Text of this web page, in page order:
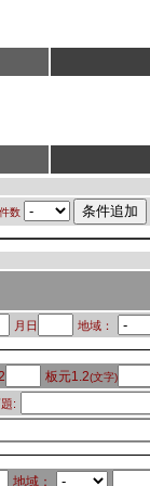
数
月日 地域：
板元1.2(文字)
:
地域：